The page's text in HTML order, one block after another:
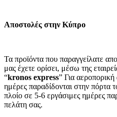
Αποστολές στην Κύπρο
Τα προϊόντα που παραγγείλατε
μας έχετε ορίσει, μέσω της
“kronos express” Για
ημέρες παραδίδονται στην πόρτα
πλοίο σε 5-6 εργάσιμες ημέρες
πελάτη σας.